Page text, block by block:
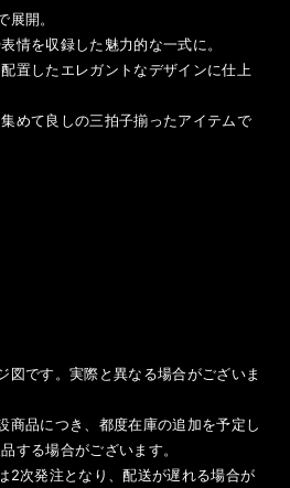
開。
情を収録した魅力的な一式に。
置したエレガントなデザインに仕上
めて良しの三拍子揃ったアイテムで
図です。実際と異なる場合がございま
商品につき、都度在庫の追加を予定し
する場合がございます。
2次発注となり、配送が遅れる場合が